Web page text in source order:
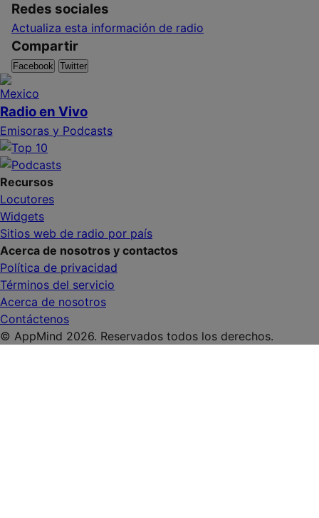
Redes sociales
Actualiza esta información de radio
Compartir
Facebook Twitter
Radio en Vivo
Emisoras y Podcasts
Recursos
Locutores
Widgets
Sitios web de radio por país
Acerca de nosotros y contactos
Política de privacidad
Términos del servicio
Acerca de nosotros
Contáctenos
© AppMind 2026. Reservados todos los derechos.